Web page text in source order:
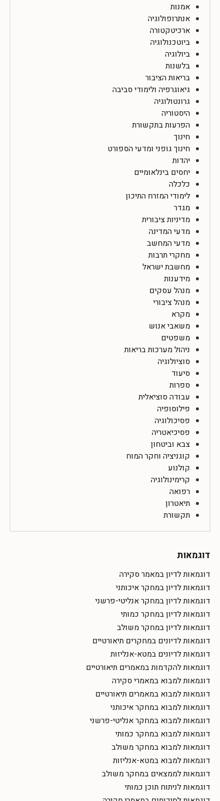
אמנות
אנתרופולוגיה
ארכיטקטורה
ביוטכנולוגיה
ביולוגיה
בלשנות
בריאות הציבור
גיאוגרפיה ולימודי סביבה
גרונטולוגיה
היסטוריה
הפרעות בתקשורת
חינוך
חינוך גופני ומדעי הספורט
יהדות
יחסים בינלאומיים
כלכלה
לימודי המזרח התיכון
מגדר
מדיניות ציבורית
מדעי המדינה
מדעי המחשב
מחקרי תרבות
מחשבת ישראל
מידענות
מנהל עסקים
מנהל ציבורי
מקרא
משאבי אנוש
משפטים
ניהול מערכות בריאות
סוציולוגיה
סיעוד
ספרות
עבודה סוציאלית
פילוסופיה
פסיכולוגיה
פסיכיאטריה
צבא וביטחון
קוגניציה וחקר המוח
קולנוע
קרימינולוגיה
רפואה
תיאטרון
תקשורת
דוגמאות
דוגמאות לדיון במאמר סקירה
דוגמאות לדיון במחקר איכותני
דוגמאות לדיון במחקר אנליטי-פרשני
דוגמאות לדיון במחקר כמותי
דוגמאות לדיון במחקר משולב
דוגמאות לדיונים במחקרים תיאורטיים
דוגמאות לדיונים במטא-אנליזות
דוגמאות להקדמות במאמרים תיאורטיים
דוגמאות למבוא במאמרי סקירה
דוגמאות למבוא במאמרים תיאורטיים
דוגמאות למבוא במחקר איכותני
דוגמאות למבוא במחקר אנליטי-פרשני
דוגמאות למבוא במחקר כמותי
דוגמאות למבוא במחקר משולב
דוגמאות למבוא במטא-אנליזות
דוגמאות לממצאים במחקר משולב
דוגמאות לניתוח תוכן כמותי